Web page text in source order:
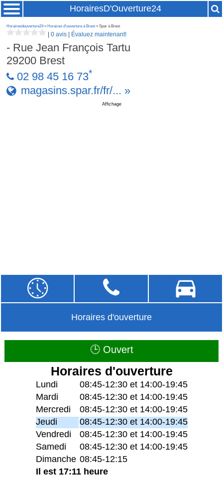
HorairesD'Ouverture24
Horairesdouverture24» Horaires d'ouverture à Brest » Spar à Brest
|0 avis Évaluez maintenant!
- Rue Jean François Tartu
29200 Brest
02 98 45 16 73*
magasins.spar.fr/fr/... »
Affichage
Horaires d'ouverture
🕒 Ouvert
Horaires d'ouverture
Lundi
08:45-12:30 et 14:00-19:45
Mardi
08:45-12:30 et 14:00-19:45
Mercredi
08:45-12:30 et 14:00-19:45
Jeudi
08:45-12:30 et 14:00-19:45
Vendredi
08:45-12:30 et 14:00-19:45
Samedi
08:45-12:30 et 14:00-19:45
Dimanche 08:45-12:15
Il est 17:11 heure